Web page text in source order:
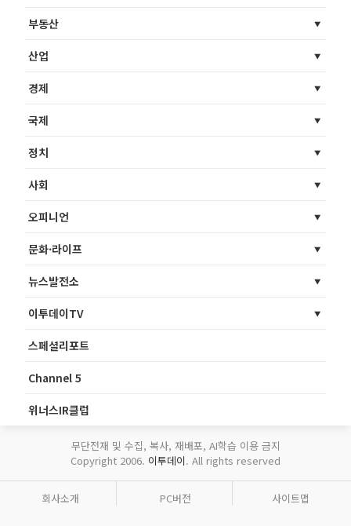
부동산
산업
경제
국제
정치
사회
오피니언
문화·라이프
뉴스발전소
이투데이TV
스페셜리포트
Channel 5
위너스IR클럽
무단전재 및 수집, 복사, 재배포, AI학습 이용 금지
Copyright 2006. 이투데이. All rights reserved
회사소개 PC버전 사이트맵